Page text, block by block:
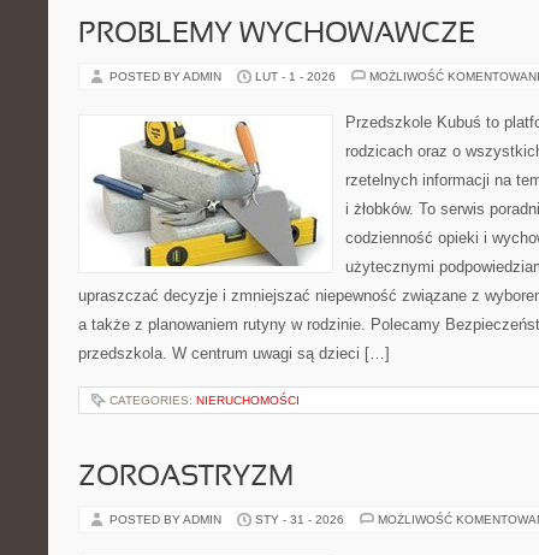
PROBLEMY WYCHOWAWCZE
POSTED BY ADMIN LUT - 1 - 2026 MOŻLIWOŚĆ
Przedszkole Kubuś to
rodzicach oraz o
rzetelnych informacji na
i żłobków. To serwis
codzienność opieki i
użytecznymi
upraszczać decyzje i zmniejszać niepewność związane z
a także z planowaniem rutyny w rodzinie. Polecamy
przedszkola. W centrum uwagi są dzieci […]
CATEGORIES: NIERUCHOMOŚCI
ZOROASTRYZM
POSTED BY ADMIN STY - 31 - 2026 MOŻLIWOŚĆ